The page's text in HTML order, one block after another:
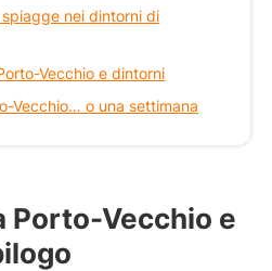
nei dintorni di
Vecchio e dintorni
Vecchio… o una settimana
Porto-Vecchio e